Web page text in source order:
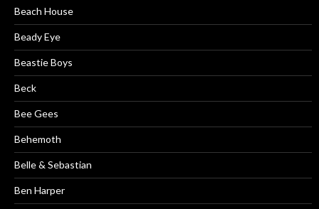
Beach House
Beady Eye
Beastie Boys
Beck
Bee Gees
Behemoth
Belle & Sebastian
Ben Harper